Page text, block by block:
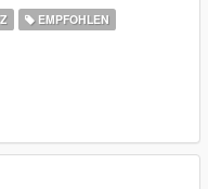
EMPFOHLEN